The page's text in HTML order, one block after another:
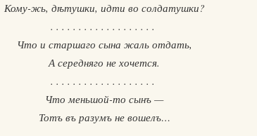
Кому-жь, дѣтушки, идти во солдатушки?
. . . . . . . . . . . . . . . . . . .
Что и старшаго сына жаль отдать,
А середняго не хочется.
. . . . . . . . . . . . . . . . . . .
Что меньшой-то сынъ —
Тотъ въ разумъ не вошелъ…